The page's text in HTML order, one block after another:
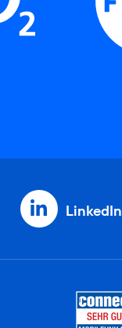
LinkedIn